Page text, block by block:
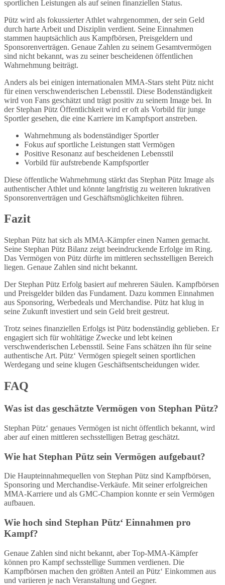
sportlichen Leistungen als auf seinen finanziellen Status.
Pütz wird als fokussierter Athlet wahrgenommen, der sein Geld
durch harte Arbeit und Disziplin verdient. Seine Einnahmen
stammen hauptsächlich aus Kampfbörsen, Preisgeldern und
Sponsorenverträgen. Genaue Zahlen zu seinem Gesamtvermögen
sind nicht bekannt, was zu seiner bescheidenen öffentlichen
Wahrnehmung beiträgt.
Anders als bei einigen internationalen MMA-Stars steht Pütz nicht
für einen verschwenderischen Lebensstil. Diese Bodenständigkeit
wird von Fans geschätzt und trägt positiv zu seinem Image bei. In
der Stephan Pütz Öffentlichkeit wird er oft als Vorbild für junge
Sportler gesehen, die eine Karriere im Kampfsport anstreben.
Wahrnehmung als bodenständiger Sportler
Fokus auf sportliche Leistungen statt Vermögen
Positive Resonanz auf bescheidenen Lebensstil
Vorbild für aufstrebende Kampfsportler
Diese öffentliche Wahrnehmung stärkt das Stephan Pütz Image als
authentischer Athlet und könnte langfristig zu weiteren lukrativen
Sponsorenverträgen und Geschäftsmöglichkeiten führen.
Fazit
Stephan Pütz hat sich als MMA-Kämpfer einen Namen gemacht.
Seine Stephan Pütz Bilanz zeigt beeindruckende Erfolge im Ring.
Das Vermögen von Pütz dürfte im mittleren sechsstelligen Bereich
liegen. Genaue Zahlen sind nicht bekannt.
Der Stephan Pütz Erfolg basiert auf mehreren Säulen. Kampfbörsen
und Preisgelder bilden das Fundament. Dazu kommen Einnahmen
aus Sponsoring, Werbedeals und Merchandise. Pütz hat klug in
seine Zukunft investiert und sein Geld breit gestreut.
Trotz seines finanziellen Erfolgs ist Pütz bodenständig geblieben. Er
engagiert sich für wohltätige Zwecke und lebt keinen
verschwenderischen Lebensstil. Seine Fans schätzen ihn für seine
authentische Art. Pütz‘ Vermögen spiegelt seinen sportlichen
Werdegang und seine klugen Geschäftsentscheidungen wider.
FAQ
Was ist das geschätzte Vermögen von Stephan Pütz?
Stephan Pütz‘ genaues Vermögen ist nicht öffentlich bekannt, wird
aber auf einen mittleren sechsstelligen Betrag geschätzt.
Wie hat Stephan Pütz sein Vermögen aufgebaut?
Die Haupteinnahmequellen von Stephan Pütz sind Kampfbörsen,
Sponsoring und Merchandise-Verkäufe. Mit seiner erfolgreichen
MMA-Karriere und als GMC-Champion konnte er sein Vermögen
aufbauen.
Wie hoch sind Stephan Pütz‘ Einnahmen pro
Kampf?
Genaue Zahlen sind nicht bekannt, aber Top-MMA-Kämpfer
können pro Kampf sechsstellige Summen verdienen. Die
Kampfbörsen machen den größten Anteil an Pütz‘ Einkommen aus
und variieren je nach Veranstaltung und Gegner.